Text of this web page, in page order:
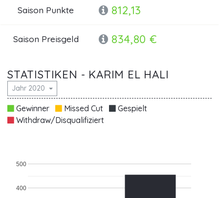
Saison Punkte 812,13
Saison Preisgeld 834,80 €
STATISTIKEN - KARIM EL HALI
Jahr 2020
Gewinner Missed Cut
Gespielt
Withdraw/Disqualifiziert
400
500